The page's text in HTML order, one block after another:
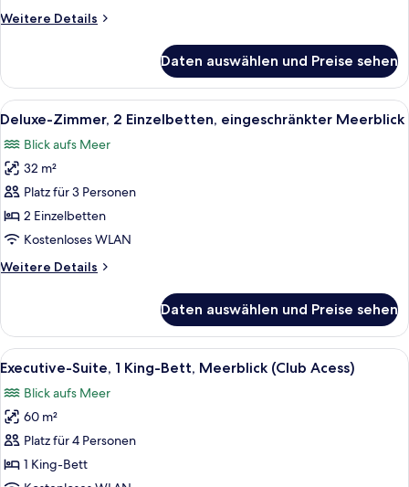
anzeigen
Weitere Details
Weitere
Zimmer,
1 King-
Bett,
Daten auswählen und Preise sehen
Alle
Fotos
für
Deluxe-
Zimmer,
2 Einzelbetten,
eingeschränkter
anzeigen
Ein Hotelzimmer mit zwei Betten,
9
Deluxe-Zimmer, 2 Einzelbetten, eingeschränkter Meerblick
Blick aufs Meer
32 m²
Platz für 3 Personen
2 Einzelbetten
Kostenloses WLAN
Weitere Details
Weitere
Zimmer,
2 Einzelbetten,
eingeschränkter
Daten auswählen und Preise sehen
Alle
Fotos
für
Executive-
Suite,
1 King-
Ein Schlafzimmer mit einem großen
17
Executive-Suite, 1 King-Bett, Meerblick (Club Acess)
Blick aufs Meer
60 m²
Platz für 4 Personen
1 King-Bett